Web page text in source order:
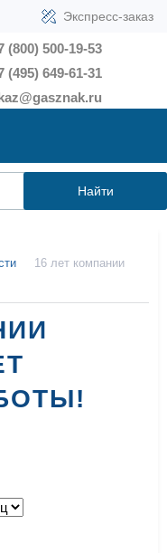
Экспресс-заказ
(800) 500-19-53
(495) 649-61-31
Найти
16 лет компании